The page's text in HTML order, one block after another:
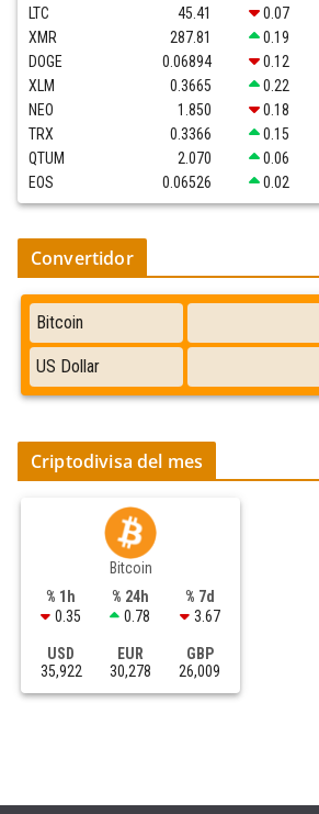
LTC
45.41 0.07
XMR
287.81 0.19
DOGE
0.06894 0.12
XLM
0.3665 0.22
NEO
1.850 0.18
TRX
0.3366 0.15
QTUM
2.070 0.06
EOS
0.06526 0.02
Convertidor
Criptodivisa del mes
Bitcoin
% 1h
0.35
% 24h
0.78
% 7d
3.67
USD
35,922
EUR
30,278
GBP
26,009